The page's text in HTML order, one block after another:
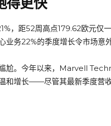
，距52周高点179.62欧元仅
务22%的季度增长令市场意外
尬。今年以来，Marvell
和增长——尽管其最新季度营